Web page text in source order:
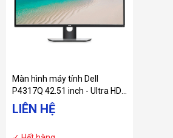
Màn hình máy tính Dell
P4317Q 42.51 inch - Ultra HD
4K
LIÊN HỆ